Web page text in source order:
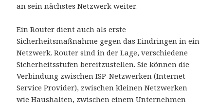
an sein nächstes Netzwerk weiter.
Ein Router dient auch als erste
Sicherheitsmaßnahme gegen das Eindringen in ein
Netzwerk. Router sind in der Lage, verschiedene
Sicherheitsstufen bereitzustellen. Sie können die
Verbindung zwischen ISP-Netzwerken (Internet
Service Provider), zwischen kleinen Netzwerken
wie Haushalten, zwischen einem Unternehmen